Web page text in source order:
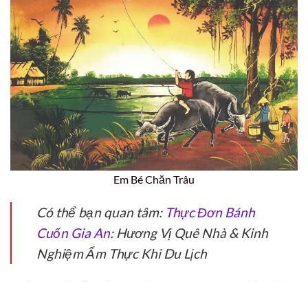
Em Bé Chăn Trâu
Có thể bạn quan tâm: Thực Đơn Bánh
Cuốn Gia An: Hương Vị Quê Nhà & Kinh
Nghiệm Ẩm Thực Khi Du Lịch